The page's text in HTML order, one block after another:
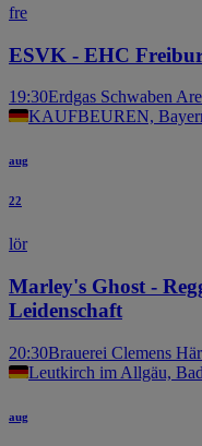
fre
ESVK - EHC
19:30Erdgas Schwaben
KAUFBEUREN,
aug
22
lör
Marley's Ghost -
Leidenschaft
20:30Brauerei Clemens
Leutkirch im Allgäu,
aug